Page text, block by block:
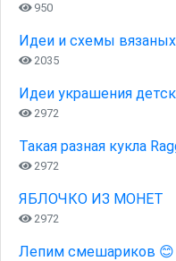
950
Идеи и схемы
2035
Идеи украшения
2972
Такая разная кукла
2972
ЯБЛОЧКО ИЗ МОНЕТ
2972
Лепим смешариков 😊